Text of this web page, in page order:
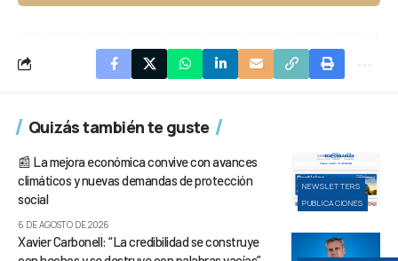
Quizás también te guste
NEWSLETTERS
PUBLICACIONES
📰 La mejora económica convive con avances
climáticos y nuevas demandas de protección
social
6 DE AGOSTO DE 2026
Xavier Carbonell: “La credibilidad se construye